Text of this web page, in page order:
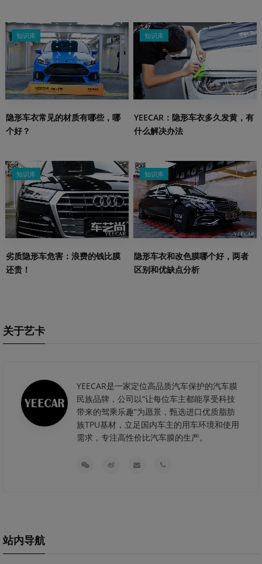
知识库
隐形车衣常见的材质有哪些，哪
个好？
知识库
YEECAR：隐形车衣多久发黄，有
什么解决办法
知识库
劣质隐形车危害：浪费的钱比膜
还贵！
知识库
隐形车衣和改色膜哪个好，两者
区别和优缺点分析
关于艺卡
YEECAR是一家定位高品质汽车保护的汽车膜
民族品牌，公司以“让每位车主都能享受科技
带来的驾乘乐趣”为愿景，甄选进口优质脂肪
族TPU基材，立足国内车主的用车环境和使用
需求，专注高性价比汽车膜的生产。
站内导航